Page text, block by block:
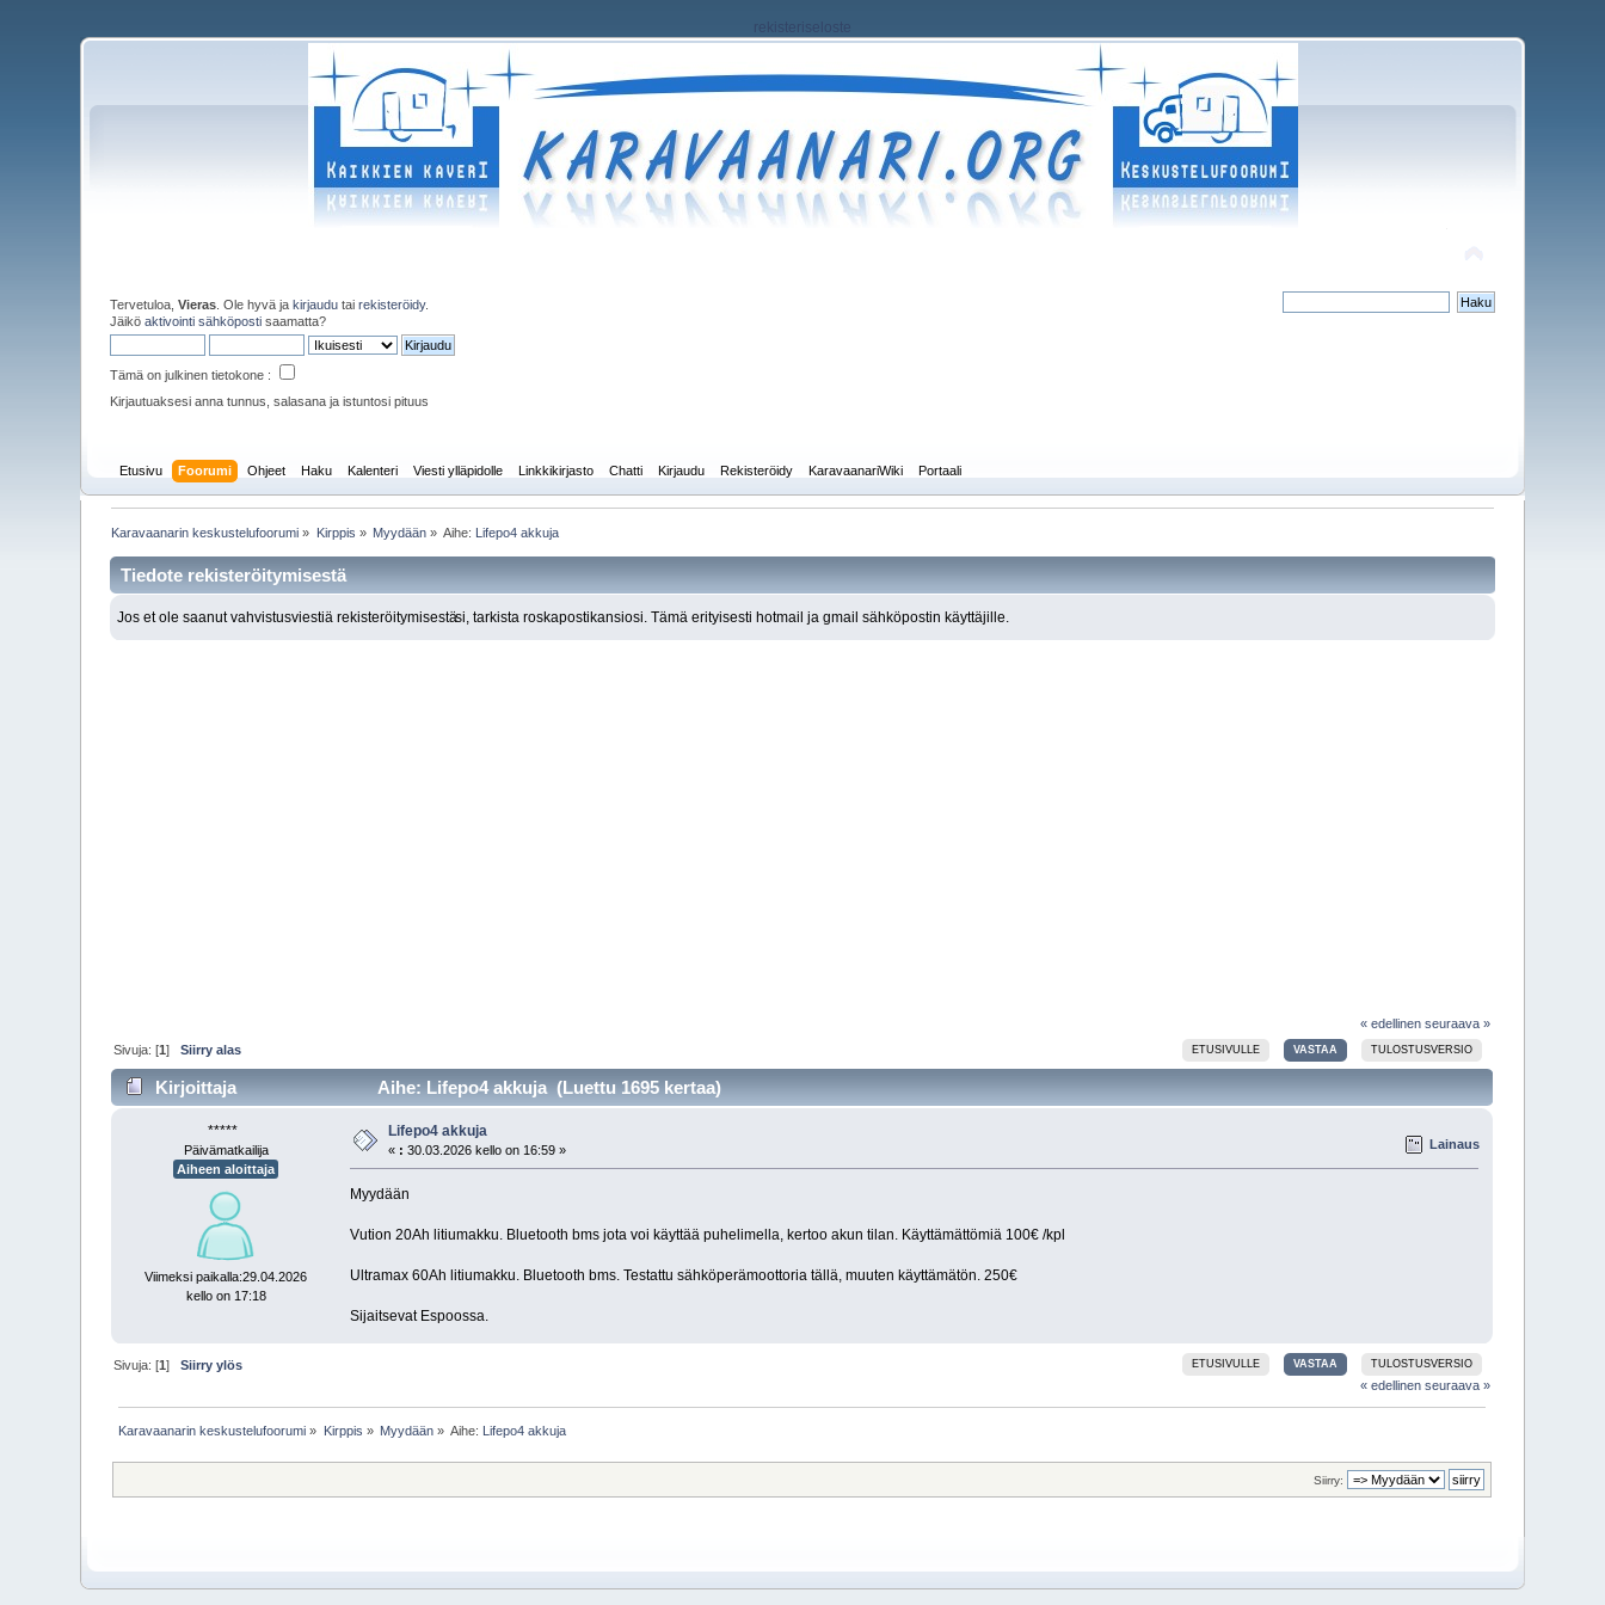
rekisteriseloste
Tervetuloa,Vieras . Ole hyvä jakirjaudu tairekisteröidy.
Jäiköaktivointi sähköposti saamatta?
Tämä on julkinen tietokone :
Kirjautuaksesi anna tunnus, salasana ja istuntosi pituus
Etusivu Foorumi Ohjeet Haku Kalenteri Viesti ylläpidolle Linkkikirjasto Chatti Kirjaudu Rekisteröidy KaravaanariWiki Portaali
Karavaanarin keskustelufoorumi » Kirppis » Myydään » Aihe: Lifepo4 akkuja
Tiedote rekisteröitymisestä
Jos et ole saanut vahvistusviestiä rekisteröitymisestäsi, tarkista roskapostikansiosi. Tämä erityisesti hotmail ja gmail sähköpostin käyttäjille.
« edellinen seuraava »
ETUSIVULLE VASTAA TULOSTUSVERSIO
Sivuja: [1]Siirry alas
Kirjoittaja Aihe: Lifepo4 akkuja (Luettu 1695 kertaa)
*****
Päivämatkailija
Aiheen aloittaja
Viimeksi paikalla:29.04.2026
kello on 17:18
Lifepo4 akkuja
« : 30.03.2026 kello on 16:59 » Lainaus
Myydään
Vution 20Ah litiumakku. Bluetooth bms jota voi käyttää puhelimella, kertoo akun tilan. Käyttämättömiä 100€ /kpl
Ultramax 60Ah litiumakku. Bluetooth bms. Testattu sähköperämoottoria tällä, muuten käyttämätön. 250€
Sijaitsevat Espoossa.
ETUSIVULLE VASTAA TULOSTUSVERSIO
Sivuja: [1]Siirry ylös
« edellinen seuraava »
Karavaanarin keskustelufoorumi » Kirppis » Myydään » Aihe: Lifepo4 akkuja
Siirry: